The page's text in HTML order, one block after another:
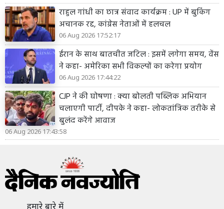
राहुल गांधी का छात्र संवाद कार्यक्रम : UP में बुकिंग
अचानक रद्द, कांग्रेस नेताओं में हलचल
06 Aug 2026 17:52:17
ईरान के साथ बातचीत जटिल : इसमें लगेगा समय, वेंस
ने कहा- अमेरिका सभी विकल्पों का करेगा प्रयोग
06 Aug 2026 17:44:22
CJP ने की घोषणा : क्या बोलती पब्लिक अभियान
चलाएगी पार्टी, दीपके ने कहा- लोकतांत्रिक तरीके से
बुलंद करेंगे आवाज
06 Aug 2026 17:43:58
हमारे बारे में